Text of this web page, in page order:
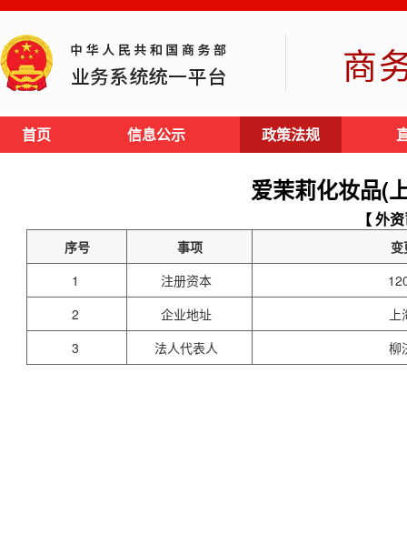
商
首页 信息公示 政策法规
爱茉莉化妆品(
【 外
序号 事项
变
1
注册资本
2
企业地址
3
法人代表人 柳